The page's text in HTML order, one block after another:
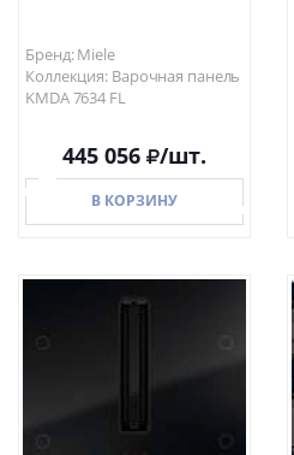
Бренд: Miele
Коллекция: Варочная панель
KMDA 7634 FL
445 056 /шт.
В КОРЗИНУ